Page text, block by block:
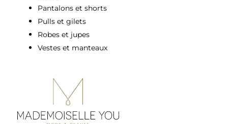
Pantalons et shorts
Pulls et gilets
Robes et jupes
Vestes et manteaux